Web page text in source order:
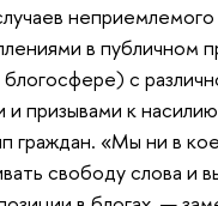
в публичном
с
призывами к
граждан. «Мы ни в
свободу слова и